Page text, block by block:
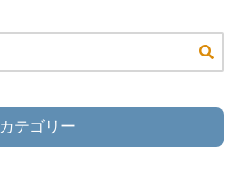
カテゴリー